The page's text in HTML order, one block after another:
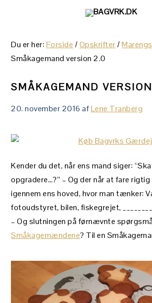
primær
navigation
primær
sidebar
Du er her:Forside /Opskrifter /
Småkagemand version 2.0
SMÅKAGEMAND
20. november 2016 afLene Tranberg
Kender du det, når ens mand siger:
opgradere…?” – Og der når at fare
igennem ens hoved, hvor man tænker:
fotoudstyret, bilen, fiskegrejet,
– Og slutningen på førnævnte
Småkagemændene? Til en